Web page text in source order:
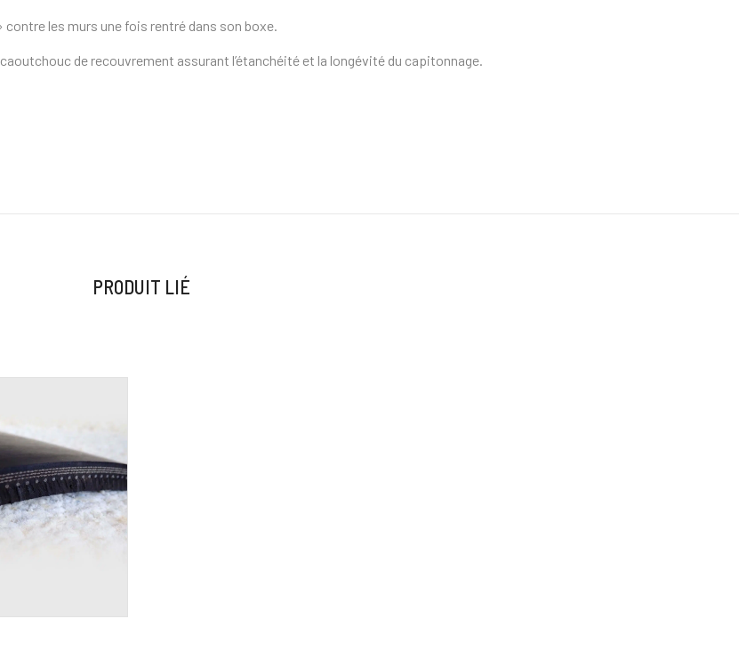
les murs une fois rentré dans son boxe.
de recouvrement assurant l’étanchéité et la longévité du capitonnage.
PRODUIT LIÉ